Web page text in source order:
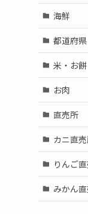
海鮮
都道府県
米・お餅
お肉
直売所
カニ直
りんご
みかん